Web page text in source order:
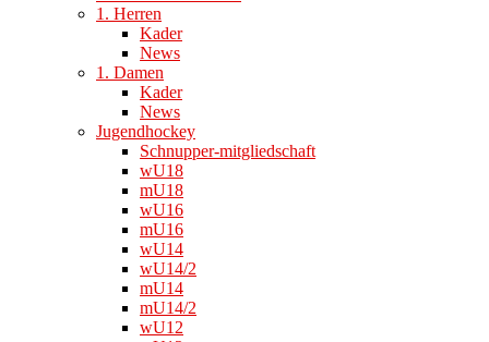
1. Herren
Kader
News
1. Damen
Kader
News
Jugendhockey
Schnupper-mitgliedschaft
wU18
mU18
wU16
mU16
wU14
wU14/2
mU14
mU14/2
wU12